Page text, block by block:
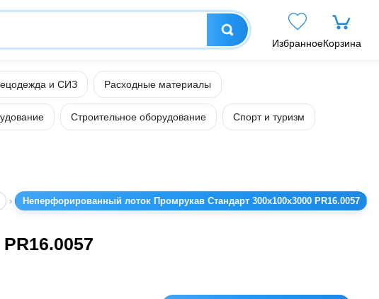
ИзбранноеКорзина
и СИЗ Расходные материалы
Строительное оборудование Спорт и туризм
Неперфорированный лоток Промрукав Стандарт 300х100х3000 PR16.0057